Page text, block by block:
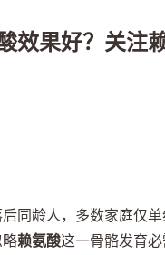
效果好？关注
同龄人，多数家庭仅
赖氨酸这一骨骼发育